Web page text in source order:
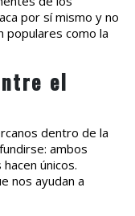
por sí mismo y no
populares como la
el
dentro de la
ambos
únicos.
nos ayudan a